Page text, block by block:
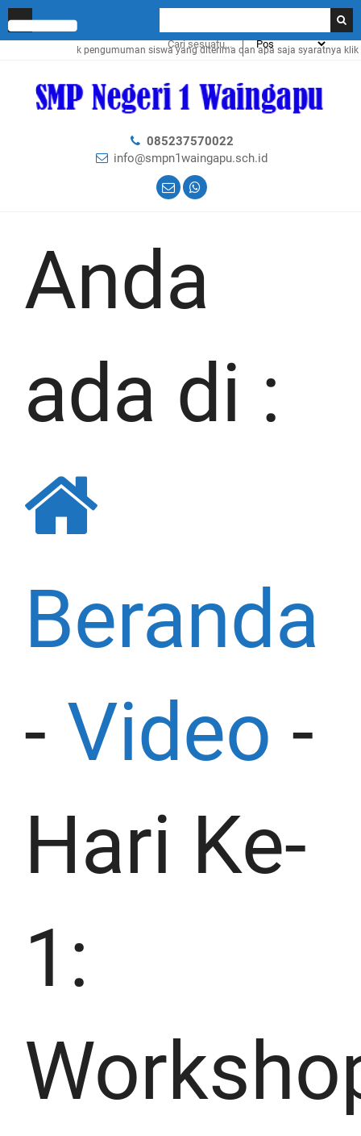
Cek pengumuman siswa yang diterima dan apa saja syaratnya klik
085237570022
info@smpn1waingapu.sch.id
Anda
ada di :
Beranda
- Video -
Hari Ke-
1: